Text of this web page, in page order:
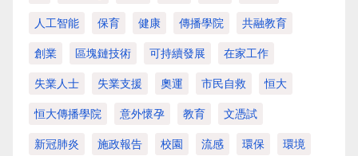
人工智能 保育 健康 傳播學院 共融教育
創業 區塊鏈技術 可持續發展 在家工作
失業人士 失業支援 奧運 市民自救 恒大
恒大傳播學院 意外懷孕 教育 文憑試
新冠肺炎 施政報告 校園 流感 環保 環境